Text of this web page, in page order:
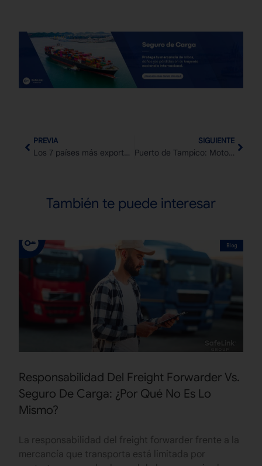
PREVIA
Los 7 países más exportadores del mundo
SIGUIENTE
Puerto de Tampico: Motor de desarrollo económico en México
También te puede interesar
Blog
Responsabilidad Del Freight Forwarder Vs.
Seguro De Carga: ¿Por Qué No Es Lo
Mismo?
La responsabilidad del freight forwarder frente a la
mercancía que transporta está limitada por